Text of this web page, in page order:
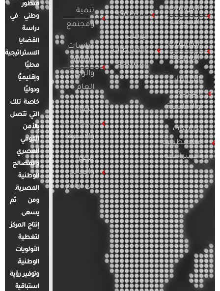
الدراسات
الأمريكية
الدراسات
الأوروبية
الدراسات
العربية
والإقليمية
الدراسات
الفلسطينية
والإسرائيلية
التطرف
الإرهاب
والصراعات
المسلحة
تنمية
ومجتمع
دراسات
الإعلام
والرأي
العام
قضايا
المرأة
والأسرة
مصر
والعالم
في أرقام
منظور
وطني في
دراسة
القضايا
الاستراتيجية
محليًا
وإقليميًا
ودوليًا
خاصة تلك
التي تتصل
بالأمن
القومي
المصري
والمصالح
الوطنية
المصرية.
ومن ثم
يسعى
إنتاج المركز
لتغطية
الأولويات
الوطنية،
وتوفير رؤية
استباقية